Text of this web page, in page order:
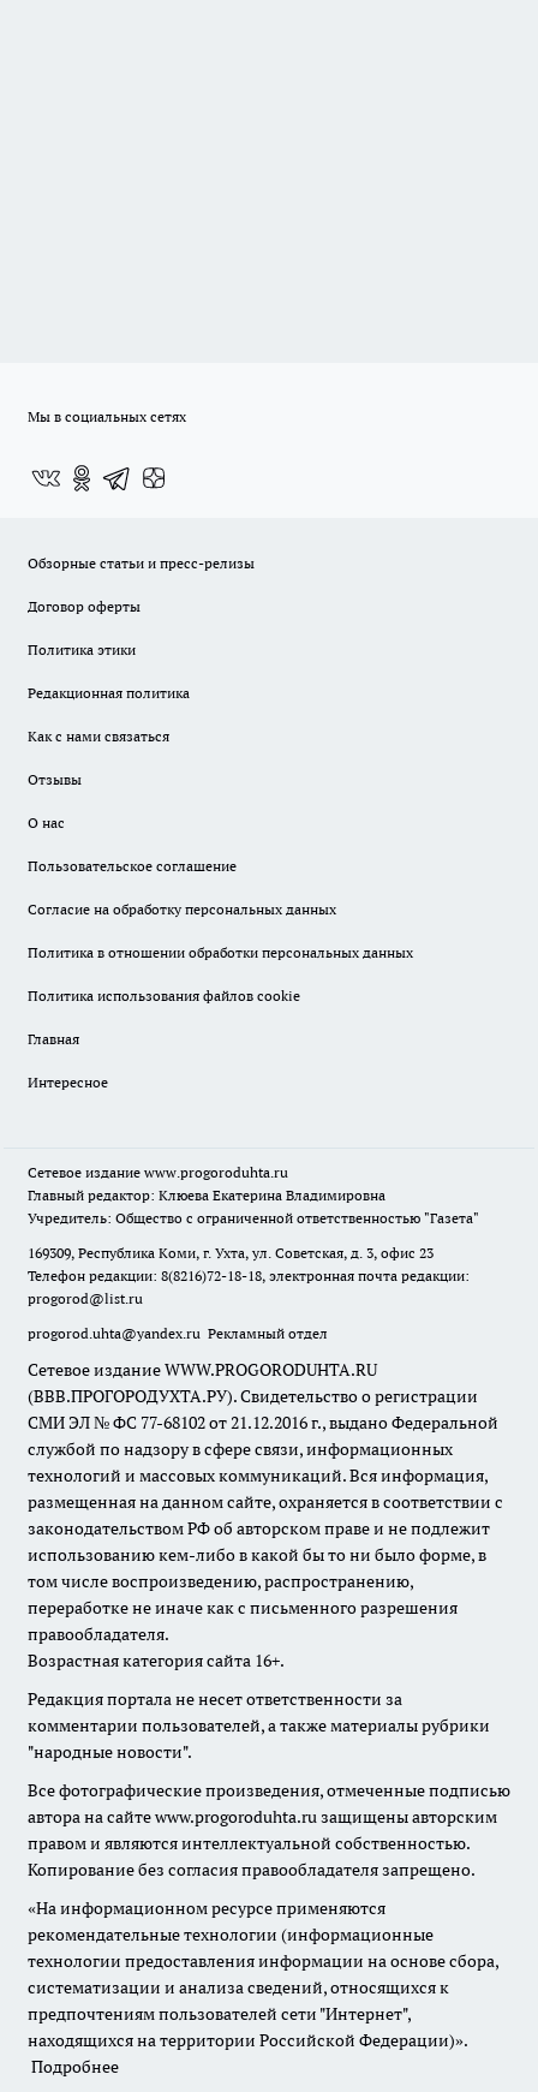
Мы в социальных сетях
Обзорные статьи и пресс-релизы
Договор оферты
Политика этики
Редакционная политика
Как с нами связаться
Отзывы
О нас
Пользовательское соглашение
Согласие на обработку персональных данных
Политика в отношении обработки персональных данных
Политика использования файлов cookie
Главная
Интересное
Сетевое издание www.progoroduhta.ru
Главный редактор: Клюева Екатерина Владимировна
Учредитель: Общество с ограниченной ответственностью "Газета"
169309, Республика Коми, г. Ухта, ул. Советская, д. 3, офис 23
Телефон редакции: 8(8216)72-18-18, электронная почта редакции:
progorod@list.ru
progorod.uhta@yandex.ru Рекламный отдел
Сетевое издание WWW.PROGORODUHTA.RU
(ВВВ.ПРОГОРОДУХТА.РУ). Свидетельство о регистрации
СМИ ЭЛ № ФС 77-68102 от 21.12.2016 г., выдано Федеральной
службой по надзору в сфере связи, информационных
технологий и массовых коммуникаций. Вся информация,
размещенная на данном сайте, охраняется в соответствии с
законодательством РФ об авторском праве и не подлежит
использованию кем-либо в какой бы то ни было форме, в
том числе воспроизведению, распространению,
переработке не иначе как с письменного разрешения
правообладателя.
Возрастная категория сайта 16+.
Редакция портала не несет ответственности за
комментарии пользователей, а также материалы рубрики
"народные новости".
Все фотографические произведения, отмеченные подписью
автора на сайте www.progoroduhta.ru защищены авторским
правом и являются интеллектуальной собственностью.
Копирование без согласия правообладателя запрещено.
«На информационном ресурсе применяются
рекомендательные технологии (информационные
технологии предоставления информации на основе сбора,
систематизации и анализа сведений, относящихся к
предпочтениям пользователей сети "Интернет",
находящихся на территории Российской Федерации)».
Подробнее